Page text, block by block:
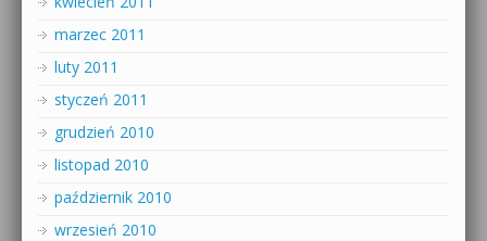
marzec 2011
luty 2011
styczeń 2011
grudzień 2010
listopad 2010
październik 2010
wrzesień 2010